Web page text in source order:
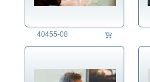
40455-08